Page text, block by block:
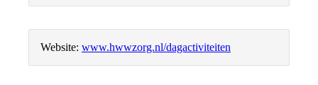
Website: www.hwwzorg.nl/dagactiviteiten